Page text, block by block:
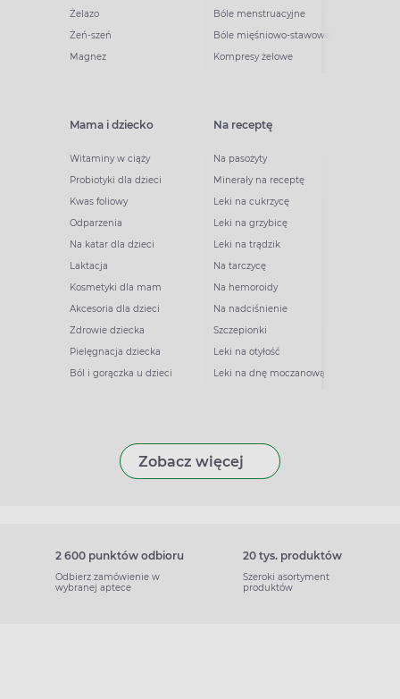
Żelazo
Żeń-szeń
Magnez
Bóle menstruacyjne
Bóle mięśniowo-stawowe
Kompresy żelowe
Mama i dziecko
Witaminy w ciąży
Probiotyki dla dzieci
Kwas foliowy
Odparzenia
Na katar dla dzieci
Laktacja
Kosmetyki dla mam
Akcesoria dla dzieci
Zdrowie dziecka
Pielęgnacja dziecka
Ból i gorączka u dzieci
Na receptę
Na pasożyty
Minerały na receptę
Leki na cukrzycę
Leki na grzybicę
Leki na trądzik
Na tarczycę
Na hemoroidy
Na nadciśnienie
Szczepionki
Leki na otyłość
Leki na dnę moczanową
Zobacz więcej
2 600 punktów odbioru
Odbierz zamówienie w
wybranej aptece
20 tys. produktów
Szeroki asortyment
produktów